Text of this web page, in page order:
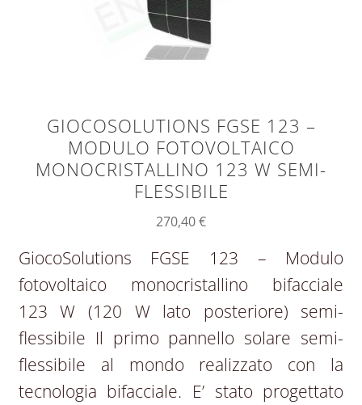
GIOCOSOLUTIONS FGSE 123 –
MODULO FOTOVOLTAICO
MONOCRISTALLINO 123 W SEMI-
FLESSIBILE
270,40€
GiocoSolutions FGSE 123 – Modulo
fotovoltaico monocristallino bifacciale
123 W (120 W lato posteriore) semi-
flessibile Il primo pannello solare semi-
flessibile al mondo realizzato con la
tecnologia bifacciale. E’ stato progettato